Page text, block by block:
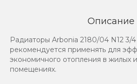
Описание
Радиаторы Arbonia 2180/04 N12 3/
рекомендуется применять для
экономичного отопления в жилых
помещениях.